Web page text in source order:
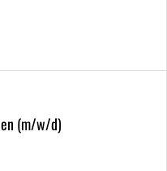
(m/w/d)